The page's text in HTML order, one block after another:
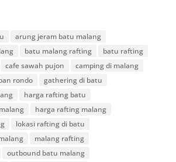
arung jeram batu malang
batu malang rafting
batu rafting
cafe sawah pujon
camping di malang
rondo
gathering di batu
harga rafting batu
harga rafting malang
lokasi rafting di batu
malang rafting
outbound batu malang